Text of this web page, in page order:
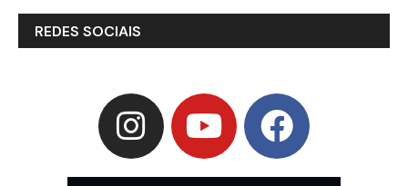
REDES SOCIAIS